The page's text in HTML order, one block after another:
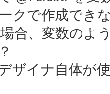
クで作成でき
合、変数のよ
ザイナ自体が